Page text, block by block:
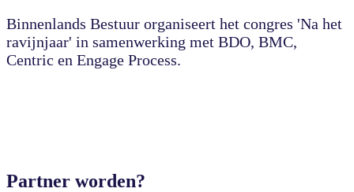
Binnenlands Bestuur organiseert het congres 'Na het
ravijnjaar' in samenwerking met BDO, BMC,
Centric en Engage Process.
Partner worden?